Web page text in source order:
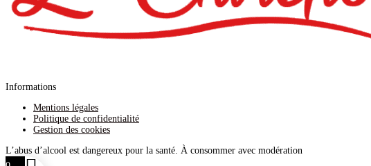
Informations
Mentions légales
Politique de confidentialité
Gestion des cookies
L’abus d’alcool est dangereux pour la santé. À consommer avec modération